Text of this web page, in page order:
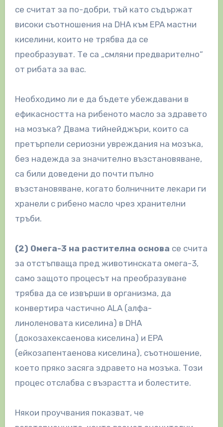
се считат за по-добри, тъй като съдържат
високи съотношения на DHA към EPA мастни
киселини, които не трябва да се
преобразуват. Те са „смляни предварително“
от рибата за вас.
Необходимо ли е да бъдете убеждавани в
ефикасността на рибеното масло за здравето
на мозъка? Двама тийнейджъри, които са
претърпели сериозни увреждания на мозъка,
без надежда за значително възстановяване,
са били доведени до почти пълно
възстановяване, когато болничните лекари ги
хранели с рибено масло чрез хранителни
тръби.
(2) Омега-3 на растителна основа се счита
за отстъпваща пред животинската омега-3,
само защото процесът на преобразуване
трябва да се извърши в организма, да
конвертира частично ALA (алфа-
линоленовата киселина) в DHA
(докозахексаенова киселина) и EPA
(ейкозапентаенова киселина), съотношение,
което пряко засяга здравето на мозъка. Този
процес отслабва с възрастта и болестите.
Някои проучвания показват, че